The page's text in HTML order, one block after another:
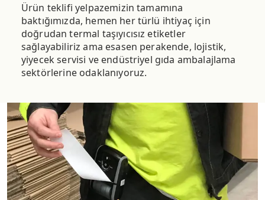
Ürün teklifi yelpazemizin tamamına
baktığımızda, hemen her türlü ihtiyaç için
doğrudan termal taşıyıcısız etiketler
sağlayabiliriz ama esasen perakende, lojistik,
yiyecek servisi ve endüstriyel gıda ambalajlama
sektörlerine odaklanıyoruz.